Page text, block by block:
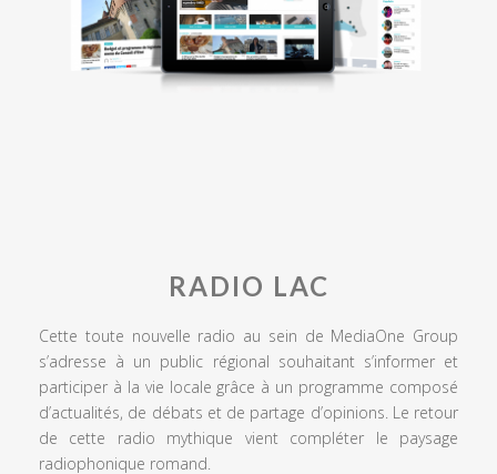
RADIO LAC
Cette toute nouvelle radio au sein de MediaOne Group
s’adresse à un public régional souhaitant s’informer et
participer à la vie locale grâce à un programme composé
d’actualités, de débats et de partage d’opinions. Le retour
de cette radio mythique vient compléter le paysage
radiophonique romand.